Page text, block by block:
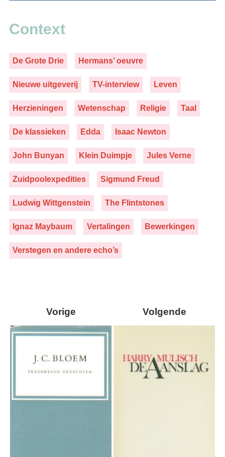
Context
De Grote Drie Hermans’ oeuvre
Nieuwe uitgeverij TV-interview Leven
Herzieningen Wetenschap Religie Taal
De klassieken Edda Isaac Newton
John Bunyan Klein Duimpje Jules Verne
Zuidpoolexpedities Sigmund Freud
Ludwig Wittgenstein The Flintstones
Ignaz Maybaum Vertalingen Bewerkingen
Verstegen en andere echo’s
Vorige Volgende